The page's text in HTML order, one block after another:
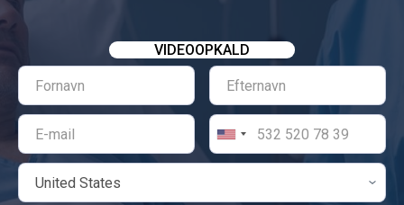
VIDEOOPKALD